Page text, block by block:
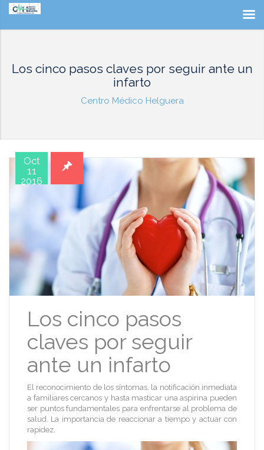
Los cinco pasos claves por seguir ante un
infarto
Centro Médico Helguera
Oct
11
2016
Los cinco pasos
claves por seguir
ante un infarto
El reconocimiento de los síntomas, la notificación inmediata
a familiares cercanos y hasta masticar una aspirina pueden
ser puntos fundamentales para enfrentarse al problema de
salud. La importancia de reaccionar a tiempo y actuar con
rapidez.